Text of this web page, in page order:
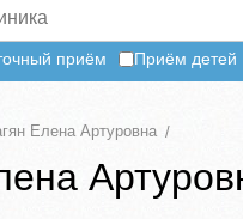
приём Приём детей
Елена Артуровна